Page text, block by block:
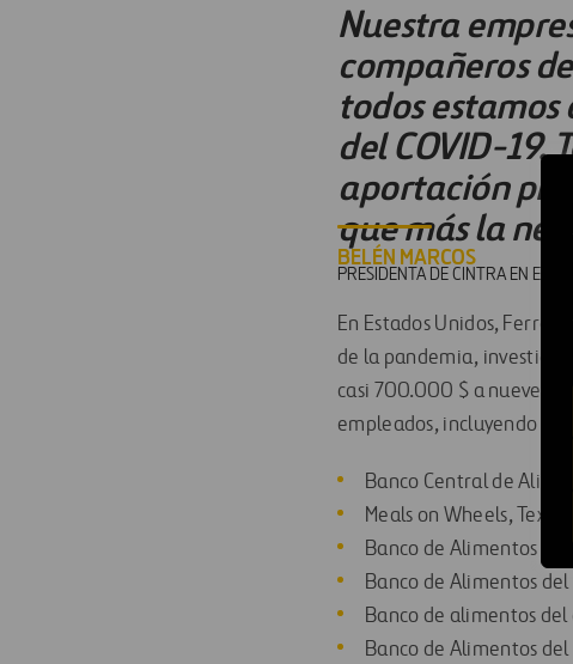
Nuestra
compañeros
todos
del COVID-19.
aportación
que más la
BELÉN MARCOS
PRESIDENTA DE CINTRA EN
En Estados Unidos,
de la pandemia,
casi 700.000 $ a nueve
empleados, incluyendo
Banco Central de
Meals on Wheels, Texas
Banco de Alimentos de
Banco de Alimentos del
Banco de alimentos
Banco de Alimentos del